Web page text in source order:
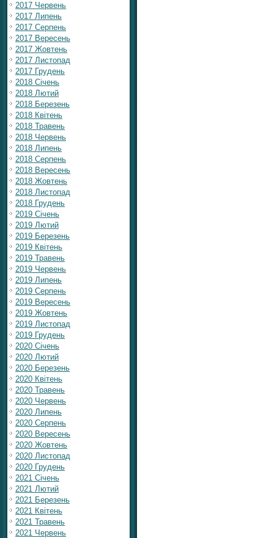
2017 Червень
2017 Липень
2017 Серпень
2017 Вересень
2017 Жовтень
2017 Листопад
2017 Грудень
2018 Січень
2018 Лютий
2018 Березень
2018 Квітень
2018 Травень
2018 Червень
2018 Липень
2018 Серпень
2018 Вересень
2018 Жовтень
2018 Листопад
2018 Грудень
2019 Січень
2019 Лютий
2019 Березень
2019 Квітень
2019 Травень
2019 Червень
2019 Липень
2019 Серпень
2019 Вересень
2019 Жовтень
2019 Листопад
2019 Грудень
2020 Січень
2020 Лютий
2020 Березень
2020 Квітень
2020 Травень
2020 Червень
2020 Липень
2020 Серпень
2020 Вересень
2020 Жовтень
2020 Листопад
2020 Грудень
2021 Січень
2021 Лютий
2021 Березень
2021 Квітень
2021 Травень
2021 Червень